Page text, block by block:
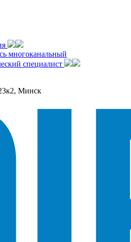
многоканальный
специалист
Минск